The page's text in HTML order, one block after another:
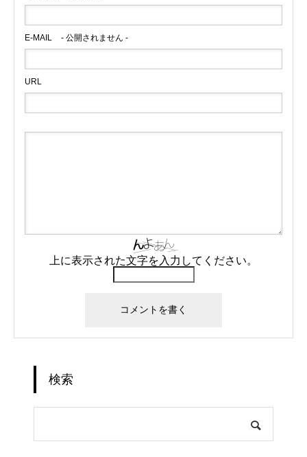
E-MAIL - 公開されません -
URL
上に表示された文字を入力してください。
検索